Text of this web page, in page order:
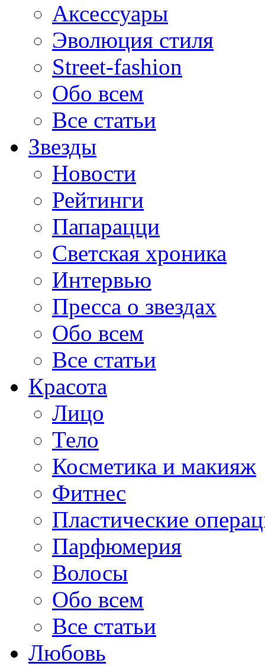
Аксессуары
Эволюция стиля
Street-fashion
Обо всем
Все статьи
Звезды
Новости
Рейтинги
Папарацци
Светская хроника
Интервью
Пресса о звездах
Обо всем
Все статьи
Красота
Лицо
Тело
Косметика и макияж
Фитнес
Пластические
Парфюмерия
Волосы
Обо всем
Все статьи
Любовь